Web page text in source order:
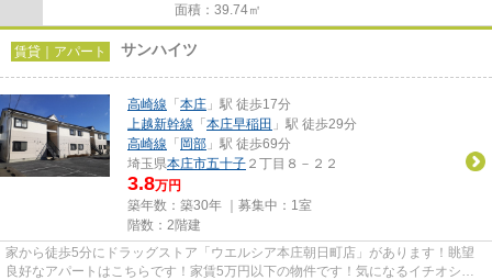
面積：39.74㎡
賃貸｜アパート サンハイツ
高崎線 「 本庄 」駅 徒歩17分
上越新幹線 「 本庄早稲田 」駅 徒歩29分
高崎線 「 岡部 」駅 徒歩69分
埼玉県本庄市五十子 ２丁目８－２２
3.8万円
築年数：築30年 ｜募集中： 1室
階数：2階建
家から徒歩5分にドラッグストア「ウエルシア本庄朝日町店」があります！眺望
良好なアパートはこちらです！家賃5万円以下の物件です！気になるイチオシ物